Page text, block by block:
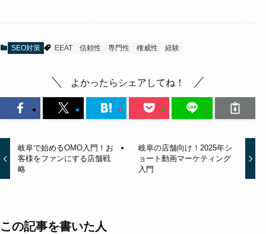
SEO対策 EEAT 信頼性 専門性 権威性 経験
よかったらシェアしてね！
岐阜で始めるOMO入門！お
客様をファンにする店舗戦
略
岐阜の店舗向け！2025年シ
ョート動画マーケティング
入門
この記事を書いた人